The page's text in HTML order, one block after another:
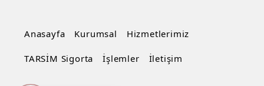
Anasayfa Kurumsal Hizmetlerimiz
TARSİM Sigorta İşlemler İletişim